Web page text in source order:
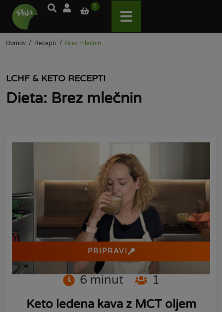
0
Domov / Recepti / Brez mlečnin
LCHF & KETO RECEPTI
Dieta: Brez mlečnin
PRIPRAVI
6 minut
1
Keto ledena kava z MCT oljem